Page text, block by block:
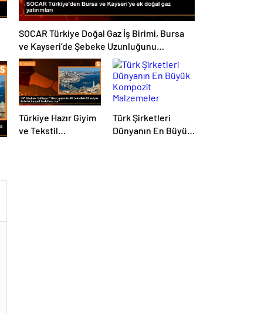
SOCAR Türkiye Doğal Gaz İş Birimi, Bursa
ve Kayseri’de Şebeke Uzunluğunu
Artıracak
Türkiye Hazır Giyim
ve Tekstil
Türk Şirketleri
Dünyanın En Büyük